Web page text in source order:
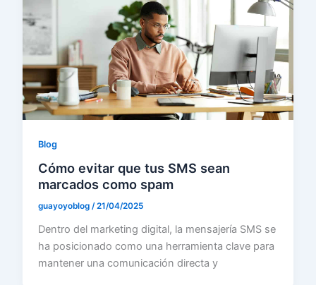
Blog
Cómo evitar que tus SMS sean
marcados como spam
guayoyoblog/21/04/2025
Dentro del marketing digital, la mensajería SMS se
ha posicionado como una herramienta clave para
mantener una comunicación directa y